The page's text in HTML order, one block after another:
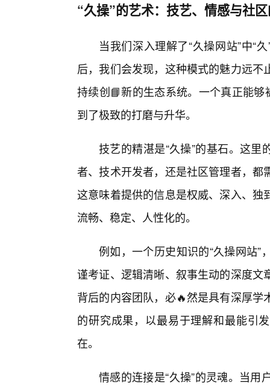
“久操”的艺术：技艺、情感与社
当我们深入理解了“久操网站”中“
后，我们会发现，这种模式的魅力远
持续创📘新的生态系统。一个真正能
到了极致的打磨与升华。
技艺的精湛是“久操”的基石。这
者、技术开发者，还是社区管理者，
这意味着提供的信息是权威、深入、
流畅、稳定、人性化的。
例如，一个历史知识的“久操网站
谨考证、逻辑清晰、叙事生动的深度
背后的内容团队，必🔥然是具有深厚
的研究成果，以最易于理解和最能引
在。
情感的连接是“久操”的灵魂。当